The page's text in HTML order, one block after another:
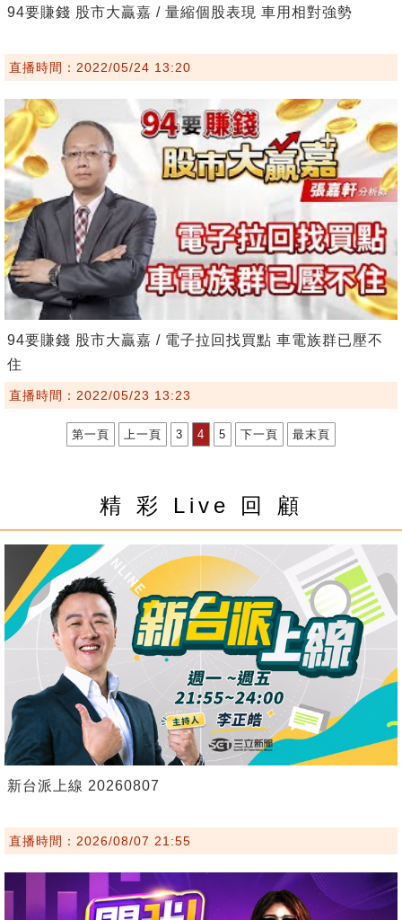
94要賺錢 股市大贏嘉 / 量縮個股表現 車用相對強勢
直播時間：2022/05/24 13:20
94要賺錢 股市大贏嘉 / 電子拉回找買點 車電族群已壓不
住
直播時間：2022/05/23 13:23
第一頁 上一頁 3 4 5 下一頁 最末頁
精 彩 Live 回 顧
新台派上線 20260807
直播時間：2026/08/07 21:55